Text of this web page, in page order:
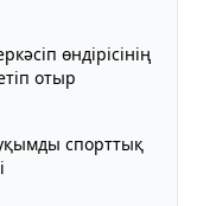
өндірісінің
отыр
спорттық